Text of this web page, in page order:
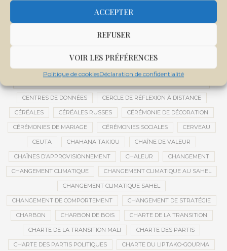
ACCEPTER
REFUSER
VOIR LES PRÉFÉRENCES
Politique de cookiesDéclaration de confidentialité
CENTRALE SOLAIRE DE SANANKOROBA
CENTRE D'INTELLIGENCE ARTIFICIELLE
CENTRE DE SANTÉ COMMUNAUTAIRE
CENTRE INTERNATIONAL DE CONFÉRENCES DE BAMAKO
CENTRE MALI
CENTRES DE DONNÉES CERCLE DE RÉFLEXION À DISTANCE
CÉRÉALES CÉRÉALES RUSSES CÉRÉMONIE DE DÉCORATION
CÉRÉMONIES DE MARIAGE CÉRÉMONIES SOCIALES CERVEAU
CEUTA CHAHANA TAKIOU CHAÎNE DE VALEUR
CHAÎNES D’APPROVISIONNEMENT CHALEUR CHANGEMENT
CHANGEMENT CLIMATIQUE CHANGEMENT CLIMATIQUE AU SAHEL
CHANGEMENT CLIMATIQUE SAHEL
CHANGEMENT DE COMPORTEMENT CHANGEMENT DE STRATÉGIE
CHARBON CHARBON DE BOIS CHARTE DE LA TRANSITION
CHARTE DE LA TRANSITION MALI CHARTE DES PARTIS
CHARTE DES PARTIS POLITIQUES CHARTE DU LIPTAKO-GOURMA